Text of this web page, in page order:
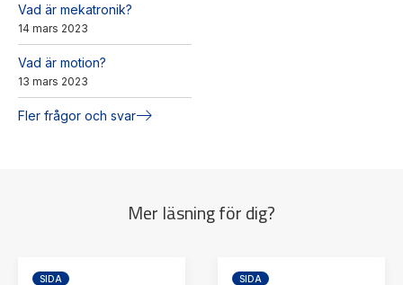
Vad är mekatronik?
14 mars 2023
Vad är motion?
13 mars 2023
Fler frågor och svar
Mer läsning för dig?
SIDA SIDA